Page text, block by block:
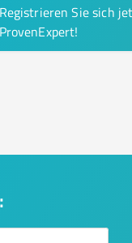
Registrieren Sie sich
ProvenExpert!